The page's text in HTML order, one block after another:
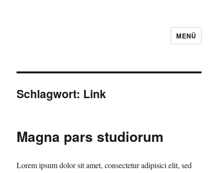
MENÜ
Schlagwort: Link
Magna pars studiorum
Lorem ipsum dolor sit amet, consectetur adipisici elit, sed